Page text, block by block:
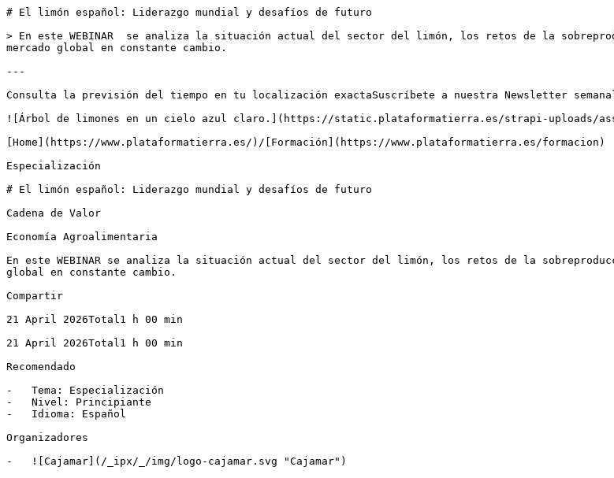
# El limón español: Liderazgo mundial y desafíos de futuro
> En este WEBINAR  se analiza la situación actual del sector del limón, los retos de la
mercado global en constante cambio.
---
Consulta la previsión del tiempo en tu localización exactaSuscríbete a nuestra Newsletter
![Árbol de limones en un cielo azul claro.](https://static.plataformatierra.es/strapi-uploads/
[Home](https://www.plataformatierra.es/)/[Formación](https://www.plataformatierra.es/formacion)
Especialización
# El limón español: Liderazgo mundial y desafíos de futuro
Cadena de Valor
Economía Agroalimentaria
En este WEBINAR se analiza la situación actual del sector del limón, los retos de la
global en constante cambio.
Compartir
21 April 2026Total1 h 00 min
21 April 2026Total1 h 00 min
Recomendado
-   Tema: Especialización
-   Nivel: Principiante
-   Idioma: Español
Organizadores
-   ![Cajamar](/_ipx/_/img/logo-cajamar.svg "Cajamar")